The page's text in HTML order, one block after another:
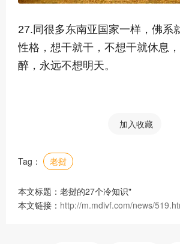
27.同很多东南亚国家一样，佛系
性格，想干就干，不想干就休息
醉，永远不想明天。
加入收藏
Tag： 老挝
本文标题：老挝的27个冷知识"
本文链接： http://m.mdivf.com/news/